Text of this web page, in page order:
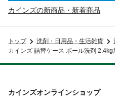
カインズの新商品・新着商品
トップ 洗剤・日用品・生活雑貨
カインズ 詰替ケース ボール洗剤 2.4kg
カインズオンラインショップ